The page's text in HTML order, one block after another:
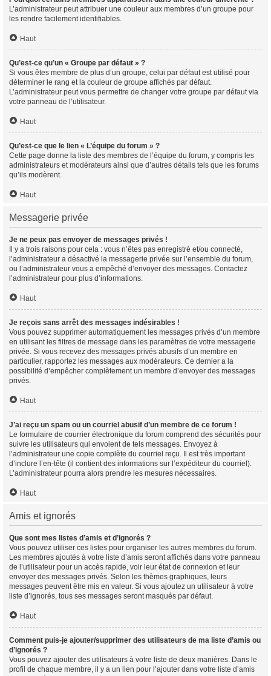
L’administrateur peut attribuer une couleur aux membres d’un groupe pour
les rendre facilement identifiables.
Haut
Qu’est-ce qu’un « Groupe par défaut » ?
Si vous êtes membre de plus d’un groupe, celui par défaut est utilisé pour
déterminer le rang et la couleur de groupe affichés par défaut.
L’administrateur peut vous permettre de changer votre groupe par défaut via
votre panneau de l’utilisateur.
Haut
Qu’est-ce que le lien « L’équipe du forum » ?
Cette page donne la liste des membres de l’équipe du forum, y compris les
administrateurs et modérateurs ainsi que d’autres détails tels que les forums
qu’ils modèrent.
Haut
Messagerie privée
Je ne peux pas envoyer de messages privés !
Il y a trois raisons pour cela : vous n’êtes pas enregistré et/ou connecté,
l’administrateur a désactivé la messagerie privée sur l’ensemble du forum,
ou l’administrateur vous a empêché d’envoyer des messages. Contactez
l’administrateur pour plus d’informations.
Haut
Je reçois sans arrêt des messages indésirables !
Vous pouvez supprimer automatiquement les messages privés d’un membre
en utilisant les filtres de message dans les paramètres de votre messagerie
privée. Si vous recevez des messages privés abusifs d’un membre en
particulier, rapportez les messages aux modérateurs. Ce dernier a la
possibilité d’empêcher complètement un membre d’envoyer des messages
privés.
Haut
J’ai reçu un spam ou un courriel abusif d’un membre de ce forum !
Le formulaire de courrier électronique du forum comprend des sécurités pour
suivre les utilisateurs qui envoient de tels messages. Envoyez à
l’administrateur une copie complète du courriel reçu. Il est très important
d’inclure l’en-tête (il contient des informations sur l’expéditeur du courriel).
L’administrateur pourra alors prendre les mesures nécessaires.
Haut
Amis et ignorés
Que sont mes listes d’amis et d’ignorés ?
Vous pouvez utiliser ces listes pour organiser les autres membres du forum.
Les membres ajoutés à votre liste d’amis seront affichés dans votre panneau
de l’utilisateur pour un accès rapide, voir leur état de connexion et leur
envoyer des messages privés. Selon les thèmes graphiques, leurs
messages peuvent être mis en valeur. Si vous ajoutez un utilisateur à votre
liste d’ignorés, tous ses messages seront masqués par défaut.
Haut
Comment puis-je ajouter/supprimer des utilisateurs de ma liste d’amis ou
d’ignorés ?
Vous pouvez ajouter des utilisateurs à votre liste de deux manières. Dans le
profil de chaque membre, il y a un lien pour l’ajouter dans votre liste d’amis